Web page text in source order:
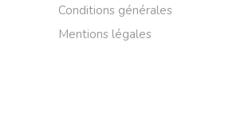
Conditions générales
Mentions légales